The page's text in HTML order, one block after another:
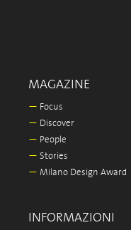
MAGAZINE
— Focus
— Discover
— People
— Stories
— Milano Design Award
INFORMAZIONI